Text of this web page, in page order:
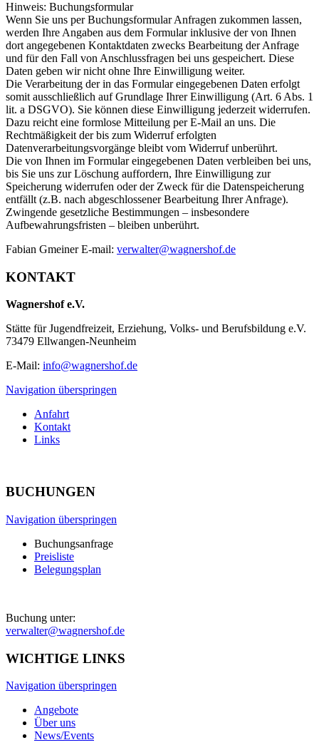
Hinweis: Buchungsformular
Wenn Sie uns per Buchungsformular Anfragen zukommen lassen,
werden Ihre Angaben aus dem Formular inklusive der von Ihnen
dort angegebenen Kontaktdaten zwecks Bearbeitung der Anfrage
und für den Fall von Anschlussfragen bei uns gespeichert. Diese
Daten geben wir nicht ohne Ihre Einwilligung weiter.
Die Verarbeitung der in das Formular eingegebenen Daten erfolgt
somit ausschließlich auf Grundlage Ihrer Einwilligung (Art. 6 Abs. 1
lit. a DSGVO). Sie können diese Einwilligung jederzeit widerrufen.
Dazu reicht eine formlose Mitteilung per E-Mail an uns. Die
Rechtmäßigkeit der bis zum Widerruf erfolgten
Datenverarbeitungsvorgänge bleibt vom Widerruf unberührt.
Die von Ihnen im Formular eingegebenen Daten verbleiben bei uns,
bis Sie uns zur Löschung auffordern, Ihre Einwilligung zur
Speicherung widerrufen oder der Zweck für die Datenspeicherung
entfällt (z.B. nach abgeschlossener Bearbeitung Ihrer Anfrage).
Zwingende gesetzliche Bestimmungen – insbesondere
Aufbewahrungsfristen – bleiben unberührt.
Fabian Gmeiner E-mail: verwalter@wagnershof.de
KONTAKT
Wagnershof e.V.
Stätte für Jugendfreizeit, Erziehung, Volks- und Berufsbildung e.V.
73479 Ellwangen-Neunheim
E-Mail: info@wagnershof.de
Navigation überspringen
Anfahrt
Kontakt
Links
BUCHUNGEN
Navigation überspringen
Buchungsanfrage
Preisliste
Belegungsplan
Buchung unter:
verwalter@wagnershof.de
WICHTIGE LINKS
Navigation überspringen
Angebote
Über uns
News/Events